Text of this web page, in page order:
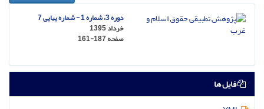
دوره 3، شماره 1 - شماره پیاپی 7
خرداد 1395
صفحه161-187
فایل ها